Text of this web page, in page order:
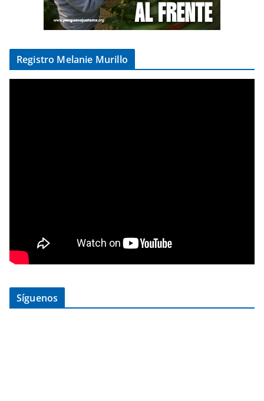
Registro Melanie Murillo
Síguenos